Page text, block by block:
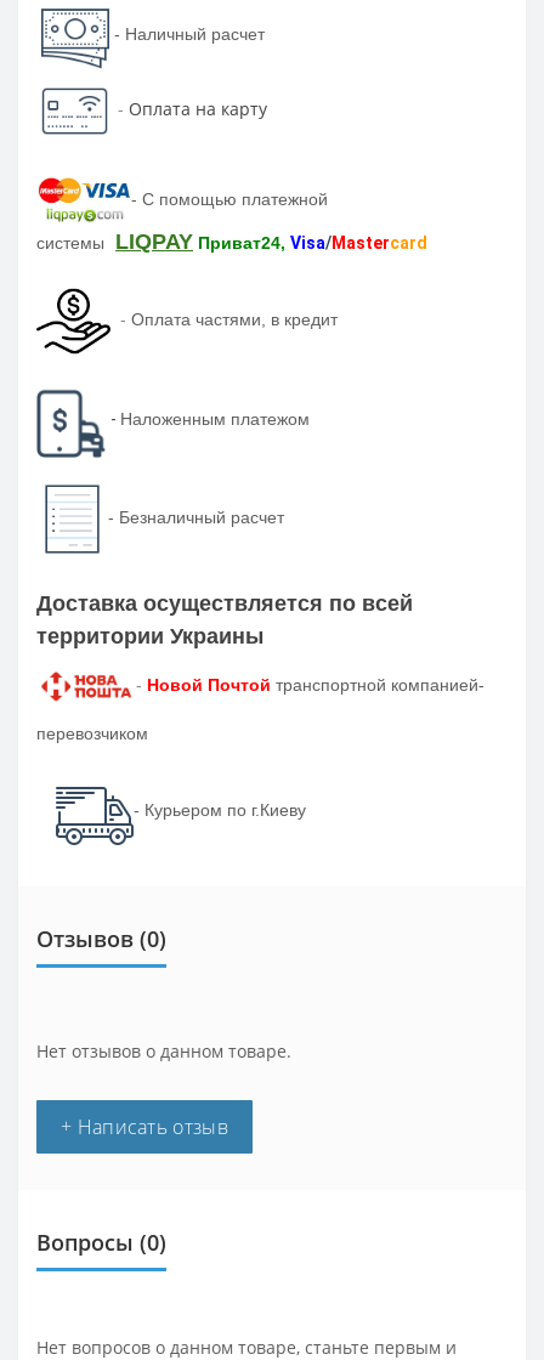
- Наличный расчет
- Оплата на карту
- С помощью платежной
системы LIQPAY Приват24, Visa/Mastercard
- Оплата частями, в кредит
- Наложенным платежом
- Безналичный расчет
Доставка осуществляется по всей
территории Украины
- Новой Почтой транспортной компанией-
перевозчиком
- Курьером по г.Киеву
Отзывов (0)
Нет отзывов о данном товаре.
+ Написать отзыв
Вопросы (0)
Нет вопросов о данном товаре, станьте первым и